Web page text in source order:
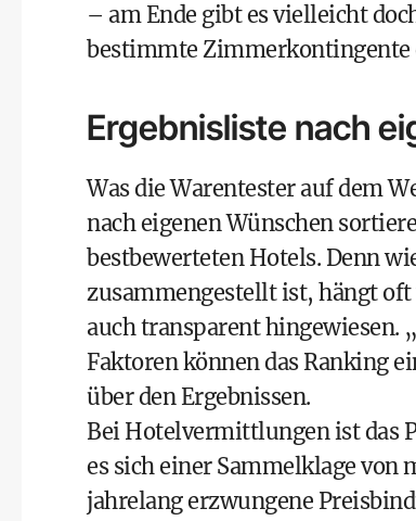
– am Ende gibt es vielleicht
bestimmte Zimmerkontingente
Ergebnisliste nach
Was die Warentester auf dem
nach eigenen Wünschen
bestbewerteten Hotels. Denn
zusammengestellt ist, hängt oft
auch transparent hingewiesen.
Faktoren können das Ranking
über den Ergebnissen.
Bei Hotelvermittlungen ist das
es sich einer Sammelklage von
jahrelang erzwungene